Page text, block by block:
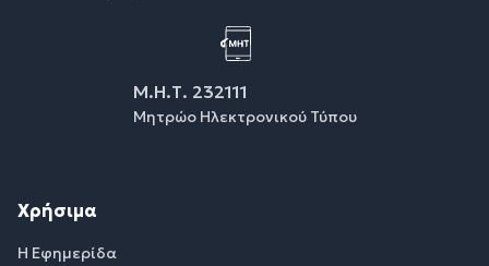
Μ.Η.Τ. 232111
Μητρώο Ηλεκτρονικού Τύπου
Χρήσιμα
Η Εφημερίδα